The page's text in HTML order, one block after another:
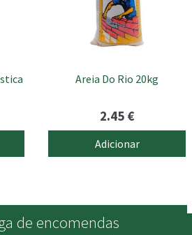
Areia Do Rio 20kg
2.45 €
Adicionar
de encomendas